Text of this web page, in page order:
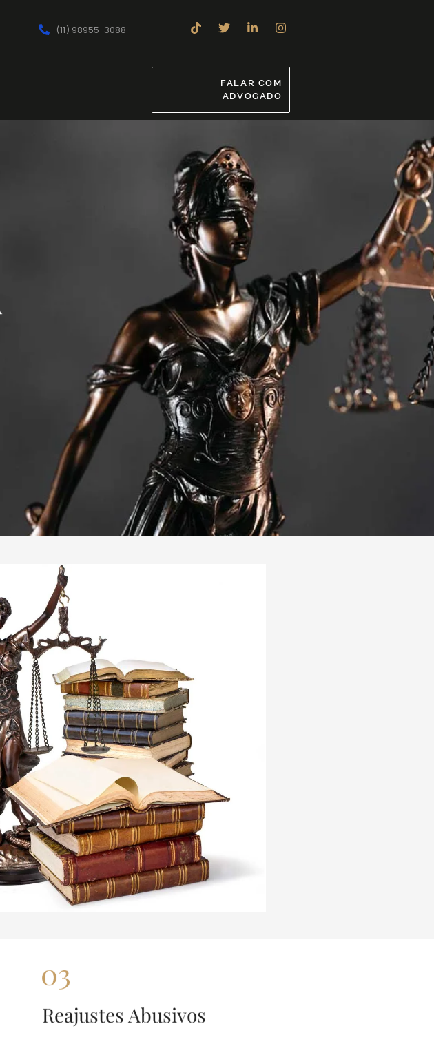
(11) 98955-3088
FALAR COM
ADVOGADO
Reajustes Abusivos
Reajustes Abusivos